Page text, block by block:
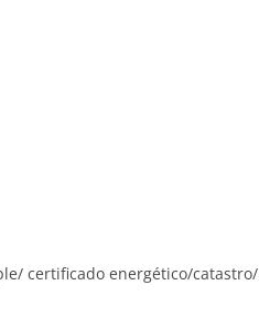
certificado energético/catastro/